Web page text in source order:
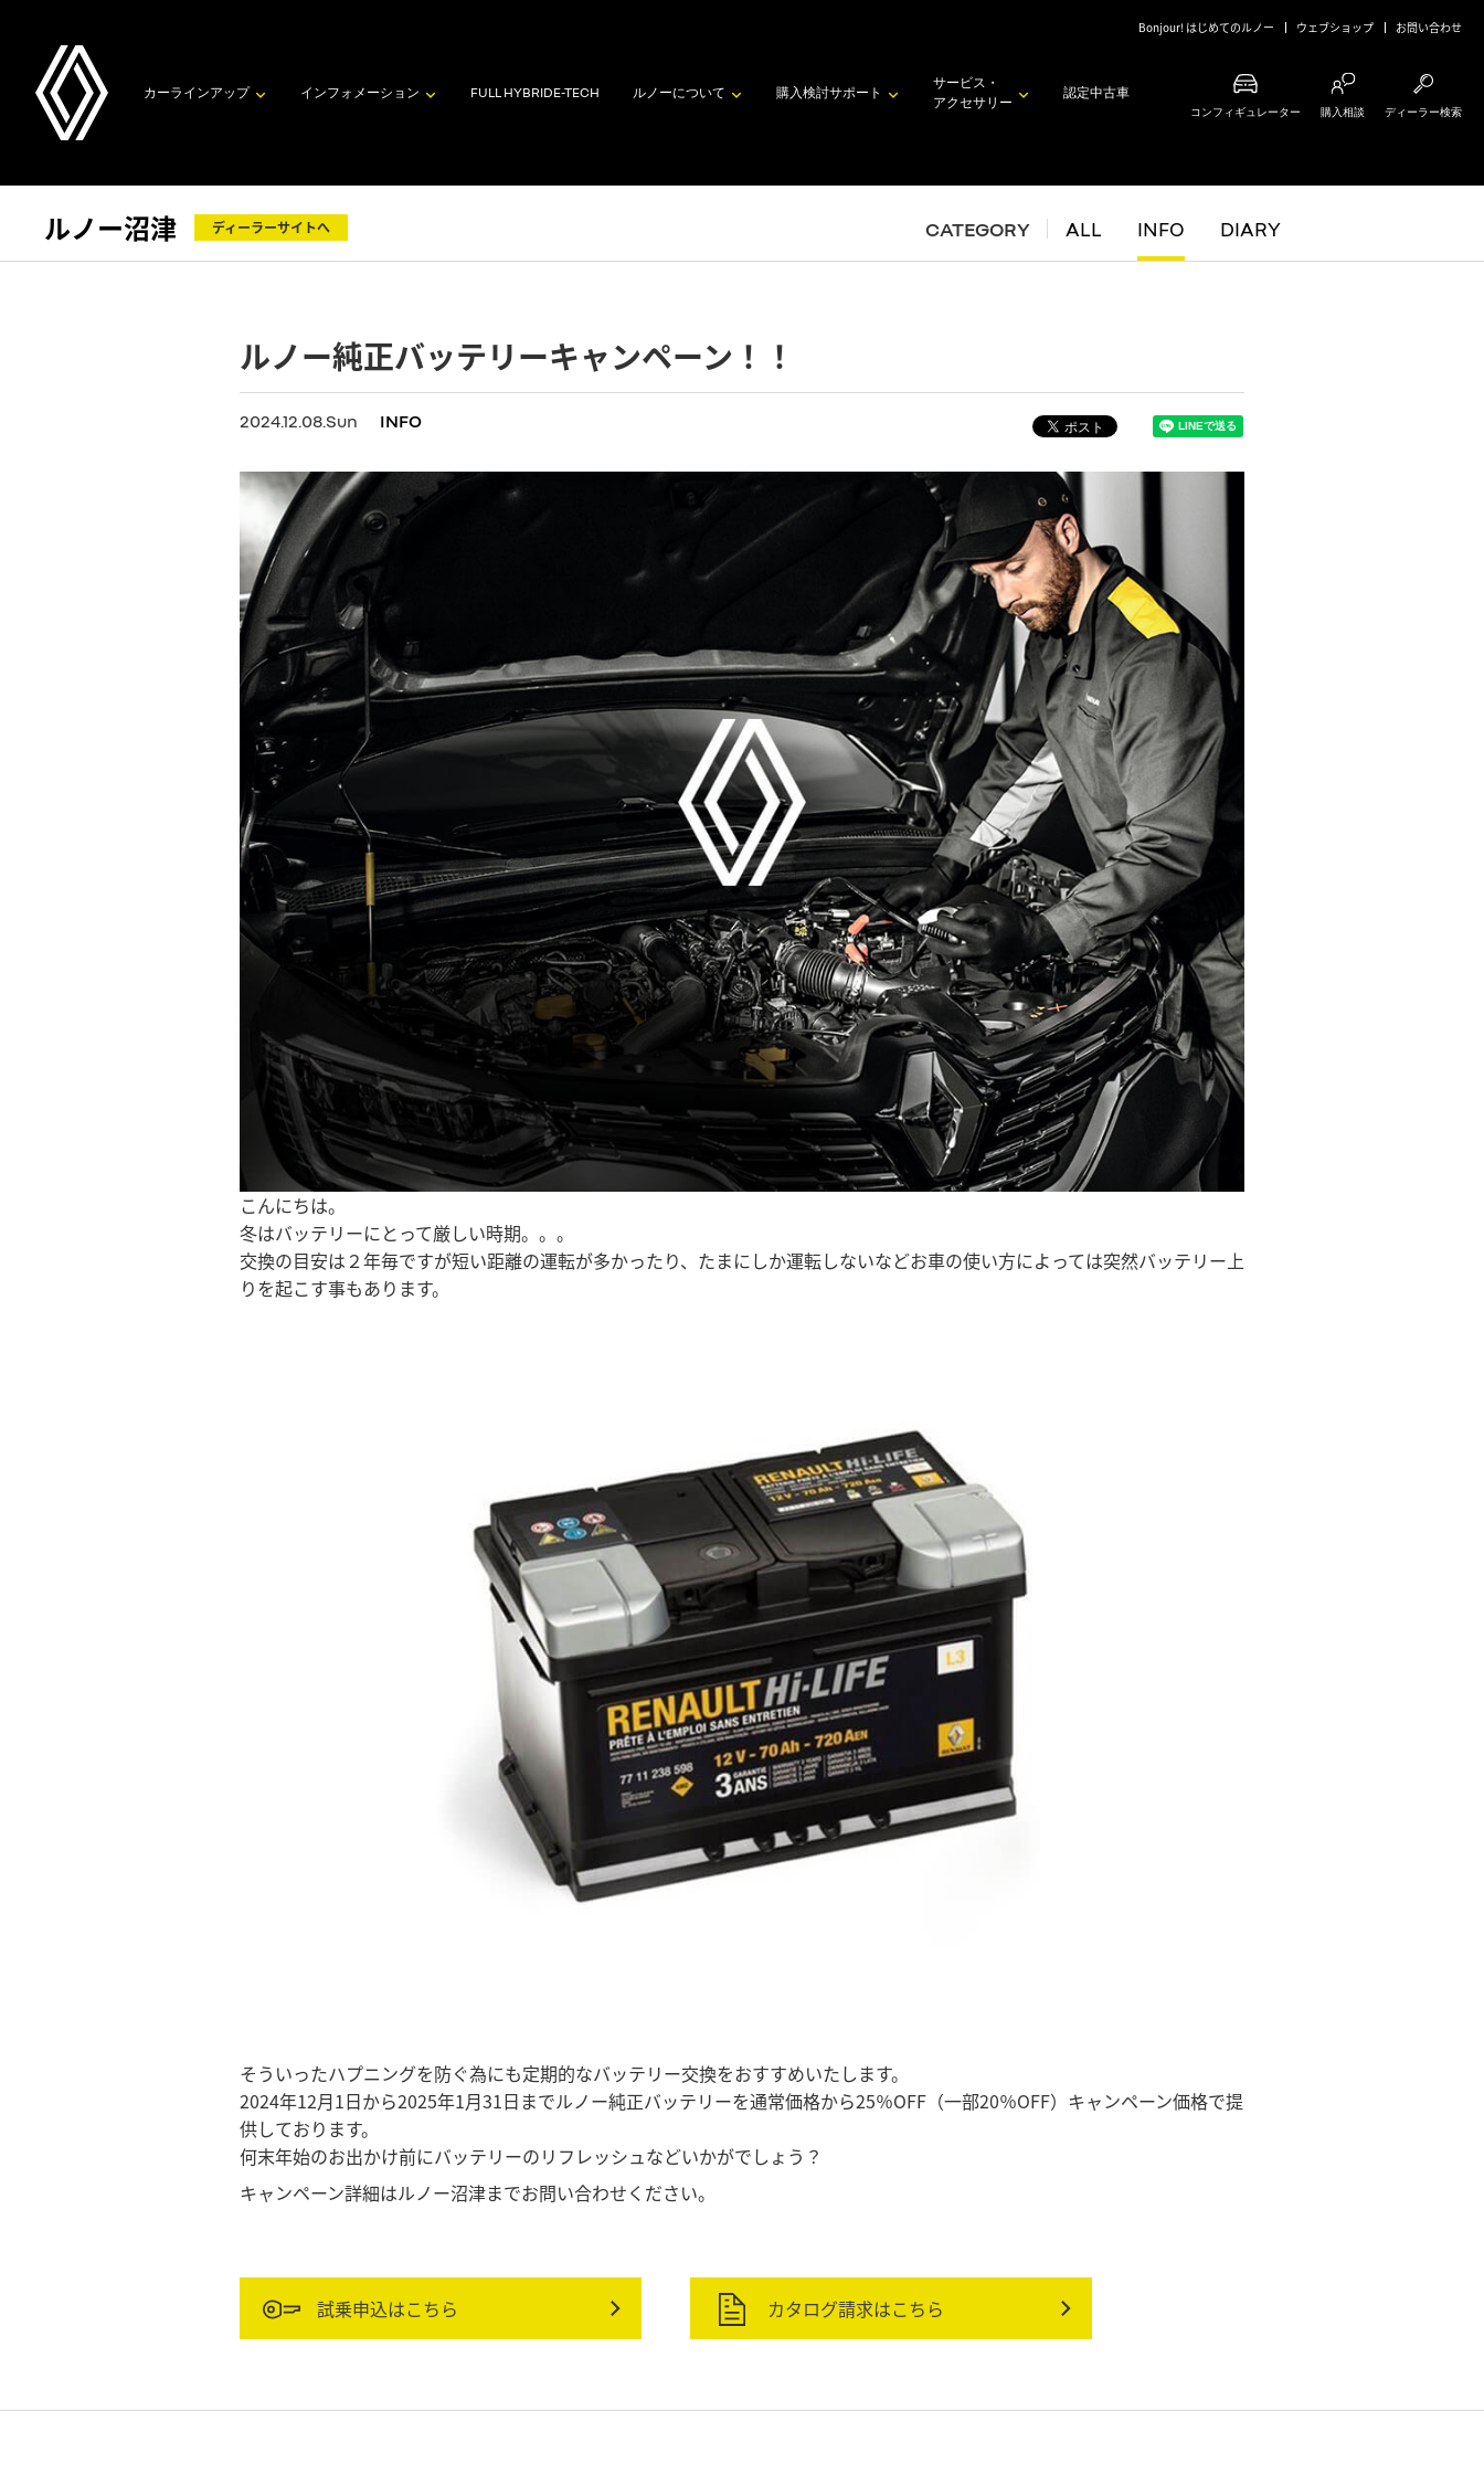
Bonjour! はじめてのルノー ウェブショップ お問い合わせ
カーラインアップ インフォメーション FULL HYBRIDE-TECH ルノーについて 購入検討サポート
サービス・
アクセサリー
認定中古車
コンフィギュレーター 購入相談 ディーラー検索
ルノー沼津 ディーラーサイトへ CATEGORY ALL INFO DIARY
ルノー純正バッテリーキャンペーン！！
2024.12.08.Sun INFO
こんにちは。
冬はバッテリーにとって厳しい時期。。。
交換の目安は２年毎ですが短い距離の運転が多かったり、たまにしか運転しないなどお車の使い方によっては突然バッテリー上
りを起こす事もあります。
そういったハプニングを防ぐ為にも定期的なバッテリー交換をおすすめいたします。
2024年12月1日から2025年1月31日までルノー純正バッテリーを通常価格から25％OFF（一部20％OFF）キャンペーン価格で提
供しております。
何末年始のお出かけ前にバッテリーのリフレッシュなどいかがでしょう？
キャンペーン詳細はルノー沼津までお問い合わせください。
試乗申込はこちら カタログ請求はこちら